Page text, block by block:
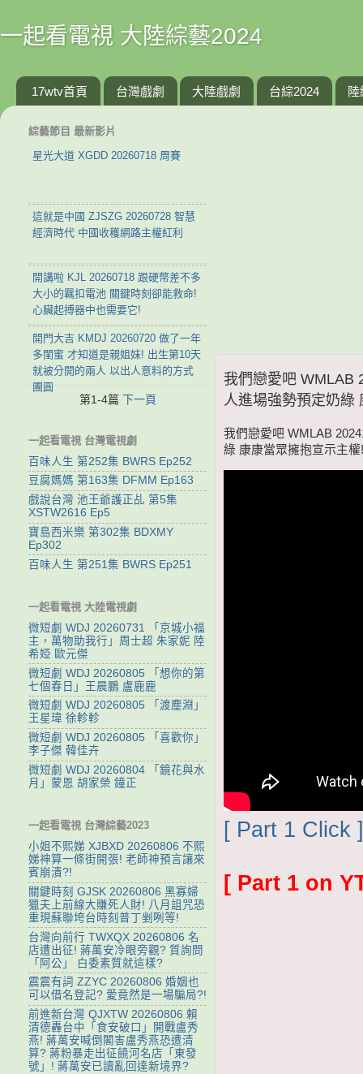
一起看電視 大陸綜藝2024
17wtv首頁 台灣戲劇 大陸戲劇 台綜2024 陸
我們戀愛吧 WMLAB
人進場強勢預定奶綠
我們戀愛吧 WMLAB
綠 康康當眾擁抱宣示主權!
[ Part 1 Click ]
[ Part 1 on
綜藝節目 最新影片
星光大道 XGDD 20260718 周賽
這就是中國 ZJSZG 20260728 智慧
經濟時代 中國收穫網路主權紅利
開講啦 KJL 20260718 跟硬幣差不多
大小的羈扣電池 關鍵時刻卻能救命!
心臟起搏器中也需要它!
開門大吉 KMDJ 20260720 做了一年
多閨蜜 才知道是親姐妹! 出生第10天
就被分開的兩人 以出人意料的方式
團圓
第1-4篇 下一頁
一起看電視 台灣電視劇
百味人生 第252集 BWRS Ep252
豆腐媽媽 第163集 DFMM Ep163
戲說台灣 池王爺護正乩 第5集
XSTW2616 Ep5
寶島西米樂 第302集 BDXMY
Ep302
百味人生 第251集 BWRS Ep251
一起看電視 大陸電視劇
微短劇 WDJ 20260731 「京城小福
主，萬物助我行」周士超 朱家妮 陸
希婭 歐元傑
微短劇 WDJ 20260805 「想你的第
七個春日」王晨鵬 盧鹿鹿
微短劇 WDJ 20260805 「渡塵淵」
王星瑋 徐軫軫
微短劇 WDJ 20260805 「喜歡你」
李子傑 韓佳卉
微短劇 WDJ 20260804 「鏡花與水
月」蒙恩 胡家榮 鐘正
一起看電視 台灣綜藝2023
小姐不熙娣 XJBXD 20260806 不熙
娣神算一條街開張! 老師神預言讓來
賓崩潰?!
關鍵時刻 GJSK 20260806 黑寡婦
獵夫上前線大賺死人財! 八月詛咒恐
重現蘇聯垮台時刻普丁剉咧等!
台灣向前行 TWXQX 20260806 名
店遭出征! 蔣萬安冷眼旁觀? 質詢問
「阿公」 白委素質就這樣?
震震有詞 ZZYC 20260806 婚姻也
可以借名登記? 愛竟然是一場騙局?!
前進新台灣 QJXTW 20260806 賴
清德轟台中「食安破口」開戰盧秀
燕! 蔣萬安喊倒閣害盧秀燕恐遭清
算? 蔣粉暴走出征饒河名店「東發
號」! 蔣萬安已讀亂回達新境界?